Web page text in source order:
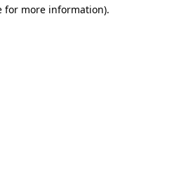
for more information).